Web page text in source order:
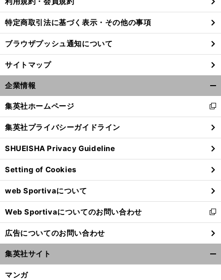
特定商取引法に基づく表示・その他の事項
ブラウザプッシュ通知について
サイトマップ
企業情報
閉
る
集英社ホームページ
新
し
い
ウ
ィ
ン
ド
ウ
で
開
く
集英社プライバシーガイドライン
SHUEISHA Privacy Guideline
Setting of Cookies
web Sportivaについて
Web Sportivaについてのお問い合わせ
新
し
い
ウ
ィ
ン
広告についてのお問い合わせ
集英社サイト
マンガ